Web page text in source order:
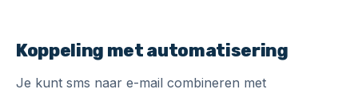
Koppeling met automatisering
Je kunt sms naar e-mail combineren met